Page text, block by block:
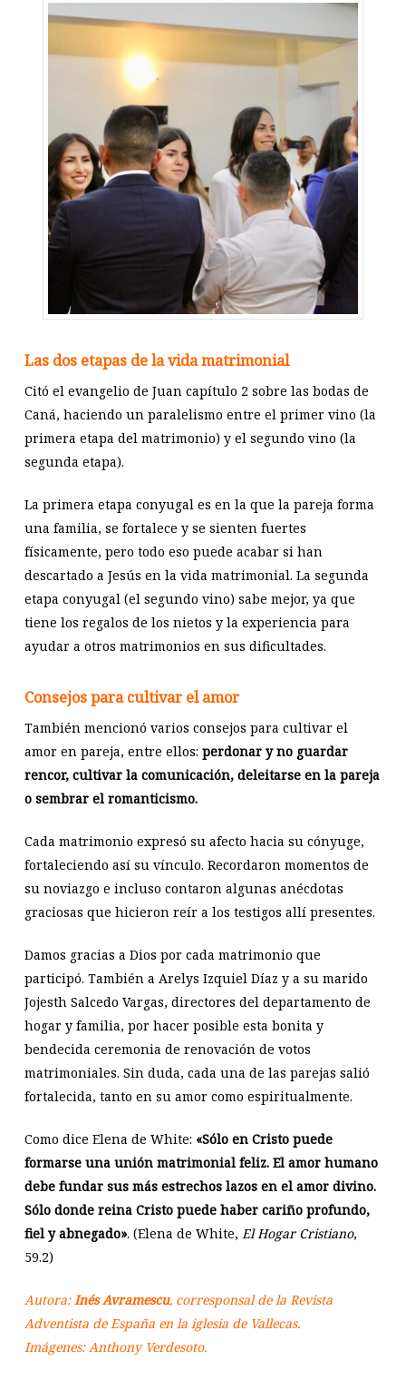
Las dos etapas de la vida matrimonial
Citó el evangelio de Juan capítulo 2 sobre las bodas de
Caná, haciendo un paralelismo entre el primer vino (la
primera etapa del matrimonio) y el segundo vino (la
segunda etapa).
La primera etapa conyugal es en la que la pareja forma
una familia, se fortalece y se sienten fuertes
físicamente, pero todo eso puede acabar si han
descartado a Jesús en la vida matrimonial. La segunda
etapa conyugal (el segundo vino) sabe mejor, ya que
tiene los regalos de los nietos y la experiencia para
ayudar a otros matrimonios en sus dificultades.
Consejos para cultivar el amor
También mencionó varios consejos para cultivar el
amor en pareja, entre ellos: perdonar y no guardar
rencor, cultivar la comunicación, deleitarse en la pareja
o sembrar el romanticismo.
Cada matrimonio expresó su afecto hacia su cónyuge,
fortaleciendo así su vínculo. Recordaron momentos de
su noviazgo e incluso contaron algunas anécdotas
graciosas que hicieron reír a los testigos allí presentes.
Damos gracias a Dios por cada matrimonio que
participó. También a Arelys Izquiel Díaz y a su marido
Jojesth Salcedo Vargas, directores del departamento de
hogar y familia, por hacer posible esta bonita y
bendecida ceremonia de renovación de votos
matrimoniales. Sin duda, cada una de las parejas salió
fortalecida, tanto en su amor como espiritualmente.
Como dice Elena de White: «Sólo en Cristo puede
formarse una unión matrimonial feliz. El amor humano
debe fundar sus más estrechos lazos en el amor divino.
Sólo donde reina Cristo puede haber cariño profundo,
fiel y abnegado». (Elena de White, El Hogar Cristiano,
59.2)
Autora: Inés Avramescu, corresponsal de la Revista
Adventista de España en la iglesia de Vallecas.
Imágenes: Anthony Verdesoto.